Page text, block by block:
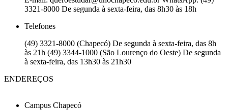
3321-8000 De segunda à sexta-feira, das 8h30 às 18h
Telefones
(49) 3321-8000 (Chapecó) De segunda à sexta-feira, das 8h
às 21h (49) 3344-1000 (São Lourenço do Oeste) De segunda
à sexta-feira, das 13h30 às 21h30
ENDEREÇOS
Campus Chapecó